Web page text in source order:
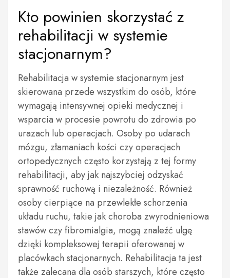
Kto powinien skorzystać z
rehabilitacji w systemie
stacjonarnym?
Rehabilitacja w systemie stacjonarnym jest
skierowana przede wszystkim do osób, które
wymagają intensywnej opieki medycznej i
wsparcia w procesie powrotu do zdrowia po
urazach lub operacjach. Osoby po udarach
mózgu, złamaniach kości czy operacjach
ortopedycznych często korzystają z tej formy
rehabilitacji, aby jak najszybciej odzyskać
sprawność ruchową i niezależność. Również
osoby cierpiące na przewlekłe schorzenia
układu ruchu, takie jak choroba zwyrodnieniowa
stawów czy fibromialgia, mogą znaleźć ulgę
dzięki kompleksowej terapii oferowanej w
placówkach stacjonarnych. Rehabilitacja ta jest
także zalecana dla osób starszych, które często